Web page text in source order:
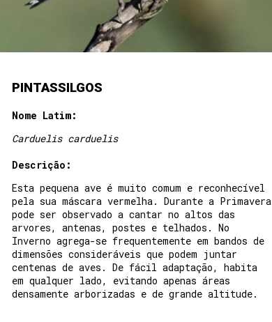
PINTASSILGOS
Nome Latim:
Carduelis carduelis
Descrição:
Esta pequena ave é muito comum e reconhecível
pela sua máscara vermelha. Durante a Primavera
pode ser observado a cantar no altos das
arvores, antenas, postes e telhados. No
Inverno agrega-se frequentemente em bandos de
dimensões consideráveis que podem juntar
centenas de aves. De fácil adaptação, habita
em qualquer lado, evitando apenas áreas
densamente arborizadas e de grande altitude.